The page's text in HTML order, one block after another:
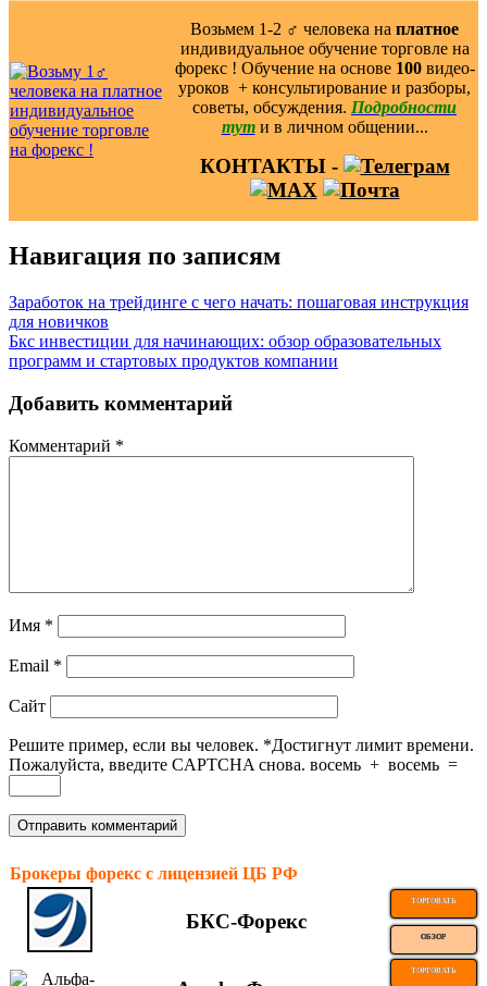
Возьмем 1-2 ‍♂️ человека на платное
индивидуальное обучение торговле на
форекс ! Обучение на основе 100видео-
уроков ️ + консультирование и разборы,
советы, обсуждения. Подробности
тут и в личном общении...
КОНТАКТЫ -
Навигация по записям
Заработок на трейдинге с чего начать: пошаговая инструкция
для новичков
Бкс инвестиции для начинающих: обзор образовательных
программ и стартовых продуктов компании
Добавить комментарий
Комментарий *
Имя *
Email *
Сайт
Решите пример, если вы человек. *Достигнут лимит времени.
Пожалуйста, введите CAPTCHA снова. восемь + восемь =
Брокеры форекс с лицензией ЦБ РФ
БКС-Форекс
ТОРГОВАТЬ
ОБЗОР
ТОРГОВАТЬ